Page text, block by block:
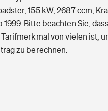
155 kW, 2687 ccm,
1999. Bitte beachten Sie,
von vielen ist,
zu berechnen.